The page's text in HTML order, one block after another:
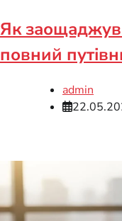
Як
повний
admin